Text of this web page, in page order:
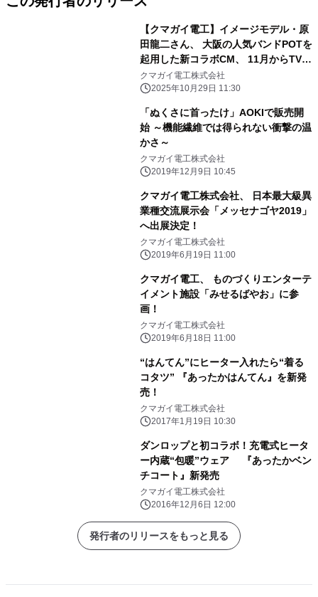
【クマガイ電工】イメージモデル・原
田龍二さん、 大阪の人気バンドPOTを
起用した新コラボCM、 11月からTV、
全国のビジョン広告、YouTubeで順次
放映開始！ 「沸いてるか～い！！」
クマガイ電工株式会社
2025年10月29日 11:30
「ぬくさに首ったけ」AOKIで販売開
始 ～機能繊維では得られない衝撃の温
かさ～
クマガイ電工株式会社
2019年12月9日 10:45
クマガイ電工株式会社、 日本最大級異
業種交流展示会「メッセナゴヤ2019」
へ出展決定！
クマガイ電工株式会社
2019年6月19日 11:00
クマガイ電工、 ものづくりエンターテ
イメント施設「みせるばやお」に参
画！
クマガイ電工株式会社
2019年6月18日 11:00
“はんてん”にヒーター入れたら“着る
コタツ” 『あったかはんてん』を新発
売！
クマガイ電工株式会社
2017年1月19日 10:30
ダンロップと初コラボ！充電式ヒータ
ー内蔵“包暖”ウェア 『あったかベン
チコート』新発売
クマガイ電工株式会社
2016年12月6日 12:00
発行者のリリースをもっと見る